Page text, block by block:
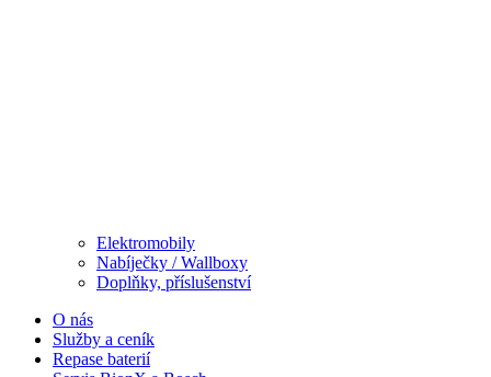
Elektromobily
Nabíječky / Wallboxy
Doplňky, příslušenství
O nás
Služby a ceník
Repase baterií